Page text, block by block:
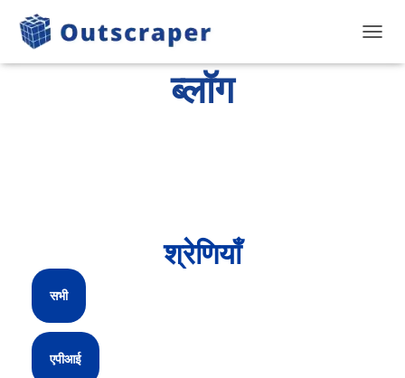
ब्लॉग
श्रेणियाँ
सभी
एपीआई